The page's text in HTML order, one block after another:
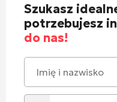
Szukasz
potrzebujesz
do nas!